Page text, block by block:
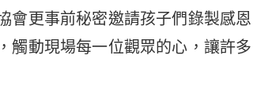
會更事前秘密邀請孩子們錄製感恩
觸動現場每一位觀眾的心，讓許多